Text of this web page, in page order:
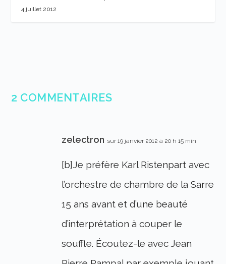
4 juillet 2012
2 COMMENTAIRES
zelectron sur 19 janvier 2012 à 20 h 15 min
[b]Je préfère Karl Ristenpart avec
l’orchestre de chambre de la Sarre
15 ans avant et d’une beauté
d’interprétation à couper le
souffle. Écoutez-le avec Jean